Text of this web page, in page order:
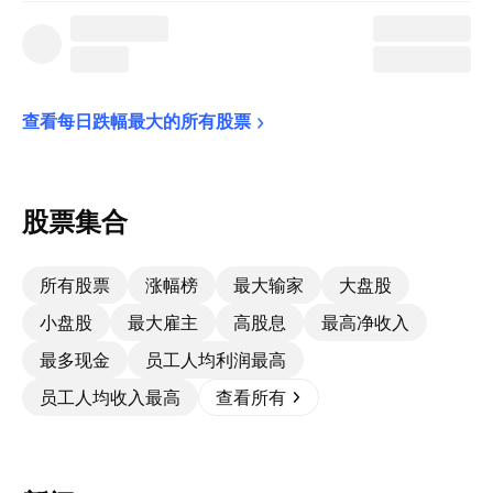
查看每日跌幅最大的所有股票
股票集合
所有股票 涨幅榜 最大输家
大盘股
小盘股
最大雇主 高股息
最高净收入
最多现金
员工人均利润最高
员工人均收入最高
查看所有